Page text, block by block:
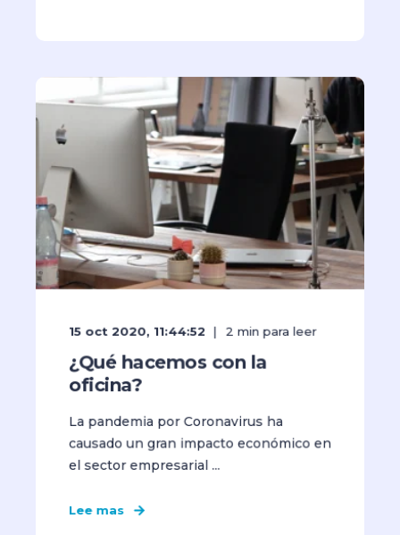
15 oct 2020, 11:44:52 2 min para leer
¿Qué hacemos con la
oficina?
La pandemia por Coronavirus ha
causado un gran impacto económico en
el sector empresarial ...
Lee mas